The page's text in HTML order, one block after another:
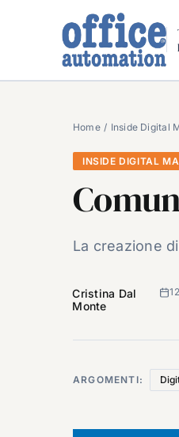
Home Inside Digital
INSIDE DIGITAL
La creazione
Cristina Dal
Monte
ARGOMENTI: